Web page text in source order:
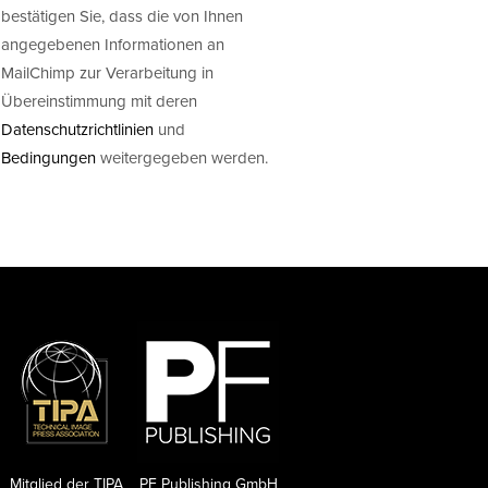
bestätigen Sie, dass die von Ihnen
angegebenen Informationen an
MailChimp zur Verarbeitung in
Übereinstimmung mit deren
Datenschutzrichtlinien und
Bedingungenweitergegeben werden.
PF Publishing GmbH
Mitglied der TIPA